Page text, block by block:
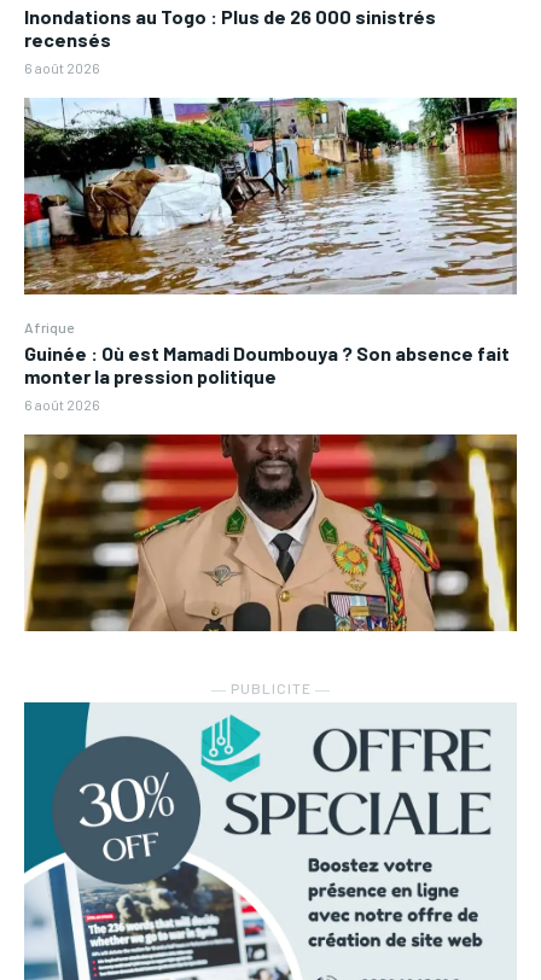
Inondations au Togo : Plus de 26 000 sinistrés
recensés
6 août 2026
Afrique
Guinée : Où est Mamadi Doumbouya ? Son absence fait
monter la pression politique
6 août 2026
― PUBLICITE ―